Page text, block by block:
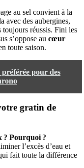
au sel convient à la
avec des aubergines,
toujours réussis. Fini les
s’oppose au cœur
toute saison.
pour des
gratin de
? Pourquoi ?
l’excès d’eau et
fait toute la différence